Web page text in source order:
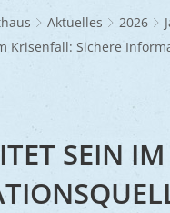
Ukraine
Aktuelles 2026
Krisenfall: Sichere
SEIN